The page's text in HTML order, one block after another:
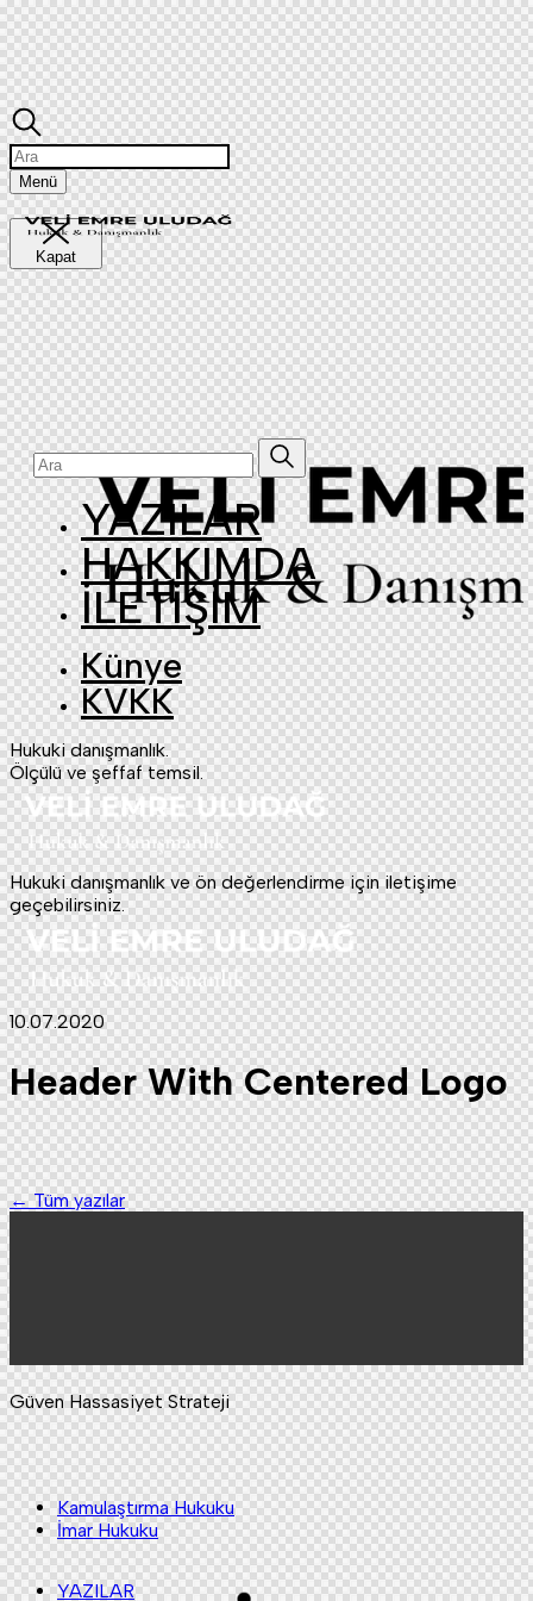
Ara
Menü
Kapat
Ara
YAZILAR
HAKKIMDA
İLETİŞİM
Künye
KVKK
Hukuki danışmanlık.
Ölçülü ve şeffaf temsil.
Hukuki danışmanlık ve ön değerlendirme için iletişime
geçebilirsiniz.
10.07.2020
Header With Centered Logo
← Tüm yazılar
Güven Hassasiyet Strateji
Kamulaştırma Hukuku
İmar Hukuku
YAZILAR